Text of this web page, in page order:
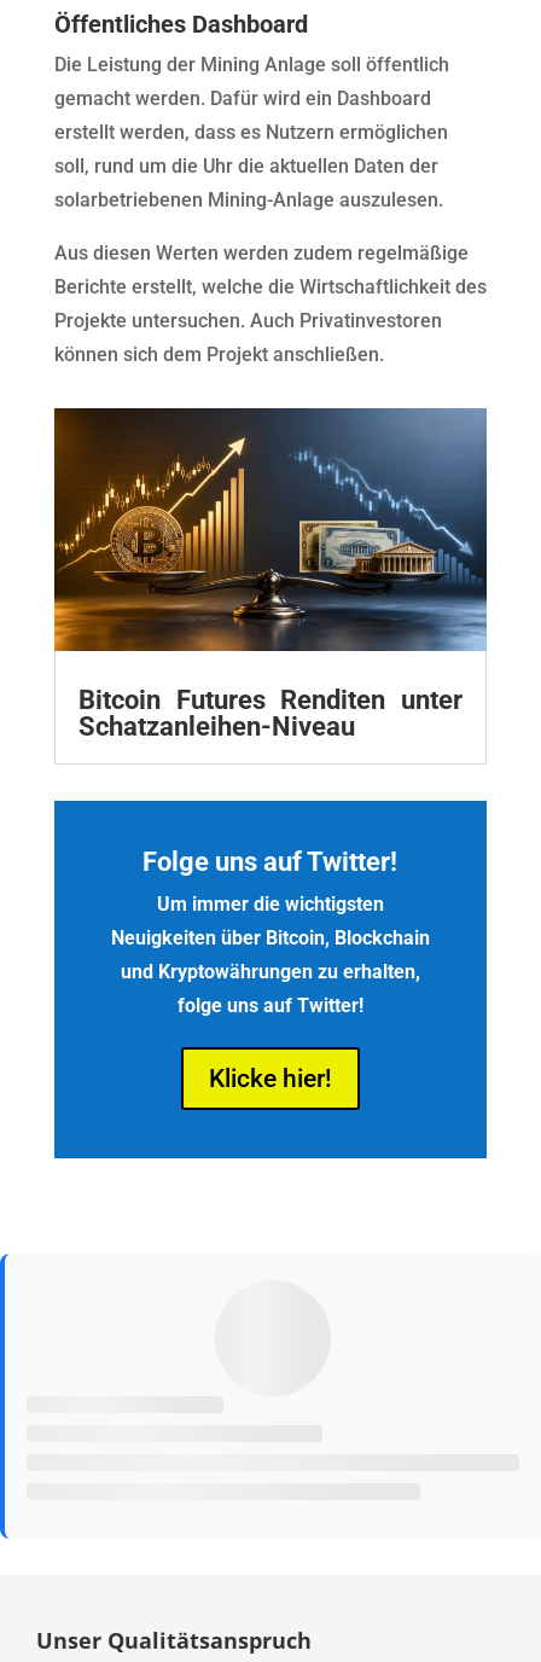
Öffentliches Dashboard
Die Leistung der Mining Anlage soll öffentlich
gemacht werden. Dafür wird ein Dashboard
erstellt werden, dass es Nutzern ermöglichen
soll, rund um die Uhr die aktuellen Daten der
solarbetriebenen Mining-Anlage auszulesen.
Aus diesen Werten werden zudem regelmäßige
Berichte erstellt, welche die Wirtschaftlichkeit des
Projekte untersuchen. Auch Privatinvestoren
können sich dem Projekt anschließen.
Bitcoin Futures Renditen unter
Schatzanleihen-Niveau
Folge uns auf Twitter!
Um immer die wichtigsten
Neuigkeiten über Bitcoin, Blockchain
und Kryptowährungen zu erhalten,
folge uns auf Twitter!
Klicke hier!
Unser Qualitätsanspruch